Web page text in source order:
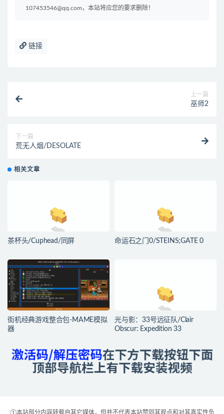
107453546@qq.com，本站将应您的要求删除！
链接
上一篇
巫师2
下一篇
荒无人烟/DESOLATE
相关文章
茶杯头/Cuphead/同屏 命运石之门0/STEINS;GATE 0
街机经典游戏整合包-MAME模拟
器
光与影：33号远征队/Clair
Obscur: Expedition 33
①本站部分内容转载自其它媒体，但并不代表本站赞同其观点和对其真实性负